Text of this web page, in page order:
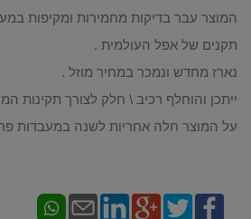
המוצר עבר בדיקות מחמירות ומקיפות
תקנים של אפל העולמית .
נארז מחדש ונמכר במחיר מוזל .
ייתכן והוחלף רכיב \ חלק לצורך תקינות
על המוצר חלה אחריות לשנה במעבדות